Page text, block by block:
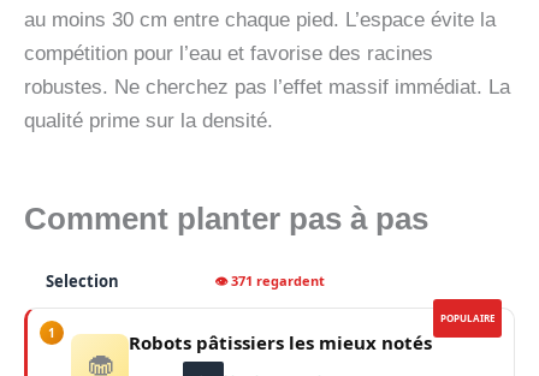
au moins 30 cm entre chaque pied. L’espace évite la
compétition pour l’eau et favorise des racines
robustes. Ne cherchez pas l’effet massif immédiat. La
qualité prime sur la densité.
Comment planter pas à pas
Selection 👁 371 regardent
POPULAIRE
1
🧁 Robots pâtissiers les mieux notés